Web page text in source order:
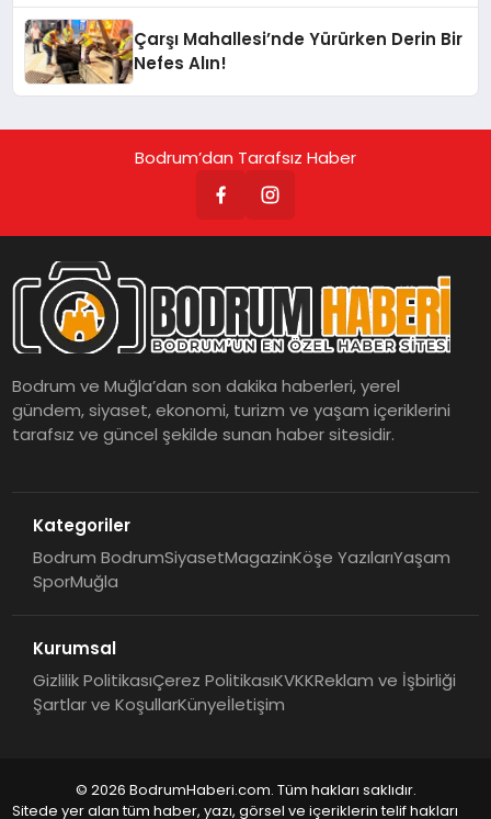
Çarşı Mahallesi’nde Yürürken Derin Bir
Nefes Alın!
Bodrum’dan Tarafsız Haber
Bodrum ve Muğla’dan son dakika haberleri, yerel
gündem, siyaset, ekonomi, turizm ve yaşam içeriklerini
tarafsız ve güncel şekilde sunan haber sitesidir.
Kategoriler
Bodrum BodrumSiyasetMagazinKöşe YazılarıYaşam
SporMuğla
Kurumsal
Gizlilik PolitikasıÇerez PolitikasıKVKKReklam ve İşbirliği
Şartlar ve KoşullarKünyeİletişim
© 2026 BodrumHaberi.com. Tüm hakları saklıdır.
Sitede yer alan tüm haber, yazı, görsel ve içeriklerin telif hakları